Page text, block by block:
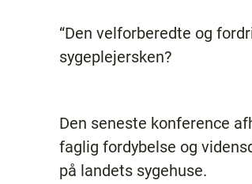
“Den velforberedte og
sygeplejersken?
Den seneste konference
faglig fordybelse og
på landets sygehuse.